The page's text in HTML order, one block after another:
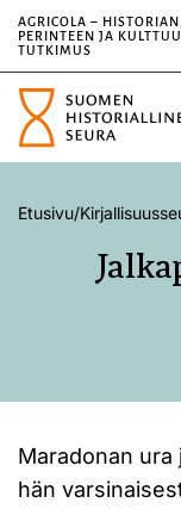
AGRICOLA – HISTORIAN,
PERINTEEN JA
TUTKIMUS
Etusivu/
Maradonan
hän